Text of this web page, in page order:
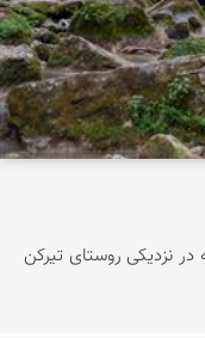
نزدیکی روستای تیرکن